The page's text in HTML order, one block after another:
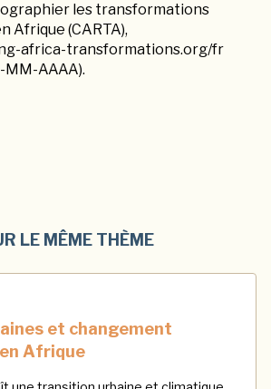
les transformations
Afrique (CARTA),
africa-transformations.org/fr
MM-AAAA).
LE MÊME THÈME
et changement
Afrique